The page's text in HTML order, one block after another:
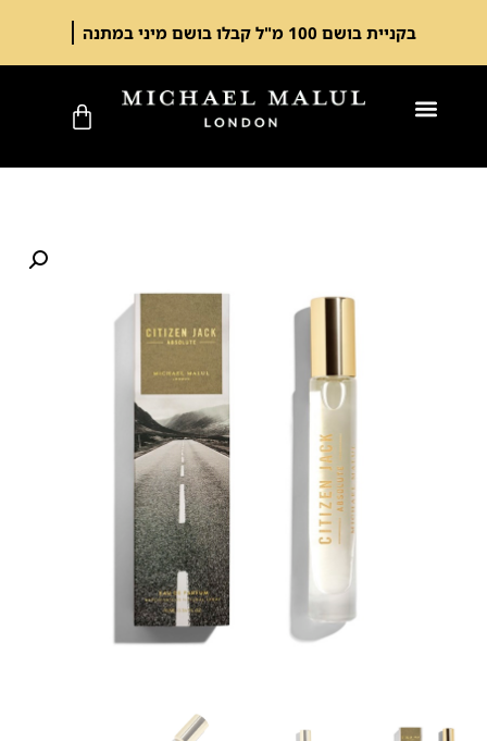
בקניית בושם 100 מ"ל קבלו בושם מיני במתנה